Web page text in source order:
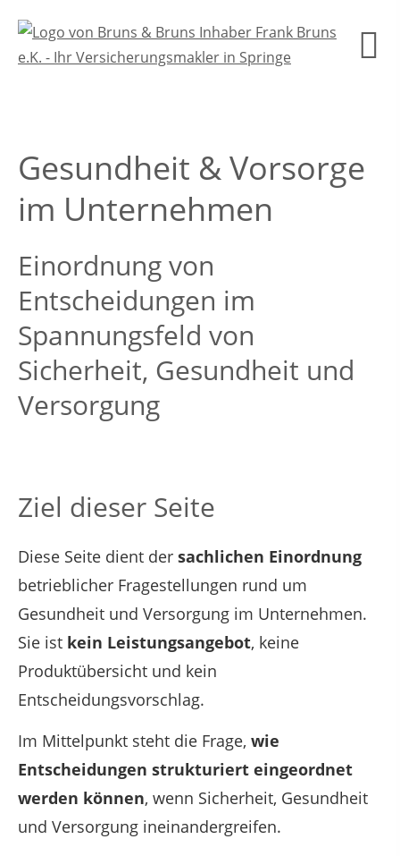
Gesundheit & Vorsorge
im Unternehmen
Einordnung von
Entscheidungen im
Spannungsfeld von
Sicherheit, Gesundheit und
Versorgung
Ziel dieser Seite
Diese Seite dient der sachlichen Einordnung
betrieblicher Fragestellungen rund um
Gesundheit und Versorgung im Unternehmen.
Sie ist kein Leistungsangebot, keine
Produktübersicht und kein
Entscheidungsvorschlag.
Im Mittelpunkt steht die Frage, wie
Entscheidungen strukturiert eingeordnet
werden können, wenn Sicherheit, Gesundheit
und Versorgung ineinandergreifen.